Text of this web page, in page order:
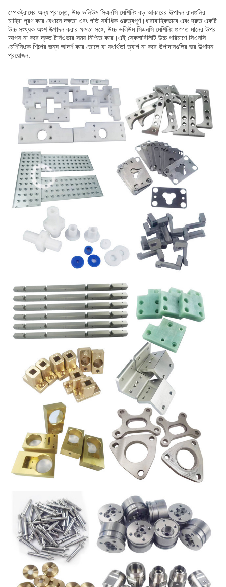
স্পেকট্রামের অন্য প্রান্তে, উচ্চ ভলিউম সিএনসি মেশিনিং বড় আকারের উত্পাদন রানগুলির
চাহিদা পূরণ করে যেখানে দক্ষতা এবং গতি সর্বাধিক গুরুত্বপূর্ণ।ধারাবাহিকভাবে এবং দ্রুত একটি
উচ্চ সংখ্যক অংশ উত্পাদন করার ক্ষমতা সঙ্গে, উচ্চ ভলিউম সিএনসি মেশিনিং গুণগত মানের উপর
আপস না করে দ্রুত টার্নওভার সময় নিশ্চিত করে।এই স্কেলাবিলিটি উচ্চ পরিমাণে সিএনসি
মেশিনিংকে শিল্পের জন্য আদর্শ করে তোলে যা যথার্থতা ত্যাগ না করে উপাদানগুলির ভর উত্পাদন
প্রয়োজন.